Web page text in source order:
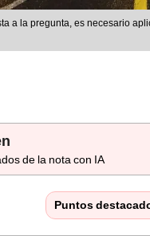
a la pregunta, es necesario
de la nota con IA
Puntos